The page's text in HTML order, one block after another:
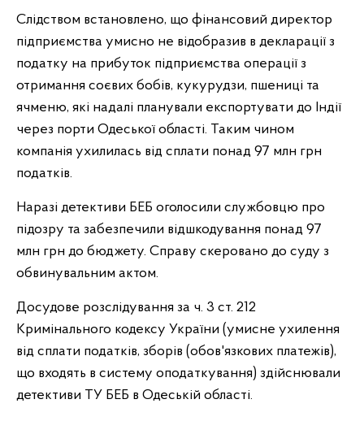
Слідством встановлено, що фінансовий директор
підприємства умисно не відобразив в декларації з
податку на прибуток підприємства операції з
отримання соєвих бобів, кукурудзи, пшениці та
ячменю, які надалі планували експортувати до Індії
через порти Одеської області. Таким чином
компанія ухилилась від сплати понад 97 млн грн
податків.
Наразі детективи БЕБ оголосили службовцю про
підозру та забезпечили відшкодування понад 97
млн грн до бюджету. Справу скеровано до суду з
обвинувальним актом.
Досудове розслідування за ч. 3 ст. 212
Кримінального кодексу України (умисне ухилення
від сплати податків, зборів (обов'язкових платежів),
що входять в систему оподаткування) здійснювали
детективи ТУ БЕБ в Одеській області.